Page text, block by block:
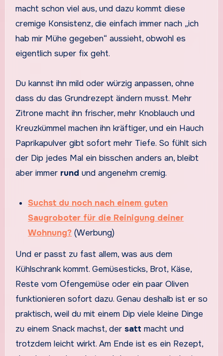
macht schon viel aus, und dazu kommt diese
cremige Konsistenz, die einfach immer nach „ich
hab mir Mühe gegeben“ aussieht, obwohl es
eigentlich super fix geht.
Du kannst ihn mild oder würzig anpassen, ohne
dass du das Grundrezept ändern musst. Mehr
Zitrone macht ihn frischer, mehr Knoblauch und
Kreuzkümmel machen ihn kräftiger, und ein Hauch
Paprikapulver gibt sofort mehr Tiefe. So fühlt sich
der Dip jedes Mal ein bisschen anders an, bleibt
aber immer rund und angenehm cremig.
Suchst du noch nach einem guten
Saugroboter für die Reinigung deiner
Wohnung? (Werbung)
Und er passt zu fast allem, was aus dem
Kühlschrank kommt. Gemüsesticks, Brot, Käse,
Reste vom Ofengemüse oder ein paar Oliven
funktionieren sofort dazu. Genau deshalb ist er so
praktisch, weil du mit einem Dip viele kleine Dinge
zu einem Snack machst, der satt macht und
trotzdem leicht wirkt. Am Ende ist es ein Rezept,